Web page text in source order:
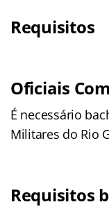
Requisitos
Oficiais
É necessário
Militares do Rio
Requisitos